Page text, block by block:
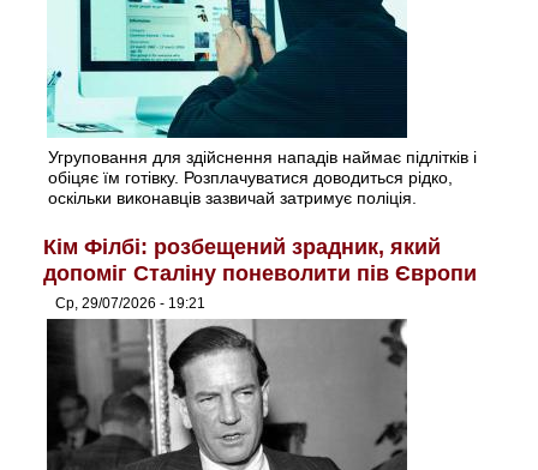
Угруповання для здійснення нападів наймає підлітків і
обіцяє їм готівку. Розплачуватися доводиться рідко,
оскільки виконавців зазвичай затримує поліція.
Кім Філбі: розбещений зрадник, який
допоміг Сталіну поневолити пів Європи
Ср, 29/07/2026 - 19:21